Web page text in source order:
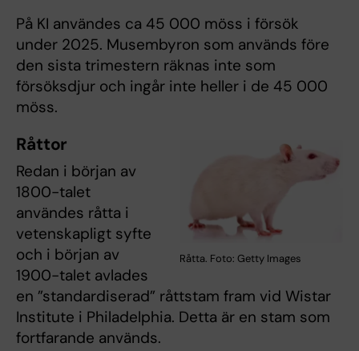
På KI användes ca 45 000 möss i försök
under 2025. Musembyron som används före
den sista trimestern räknas inte som
försöksdjur och ingår inte heller i de 45 000
möss.
Råtta. Foto: Getty Images
Råttor
Redan i början av
1800-talet
användes råtta i
vetenskapligt syfte
och i början av
1900-talet avlades
en ”standardiserad” råttstam fram vid Wistar
Institute i Philadelphia. Detta är en stam som
fortfarande används.